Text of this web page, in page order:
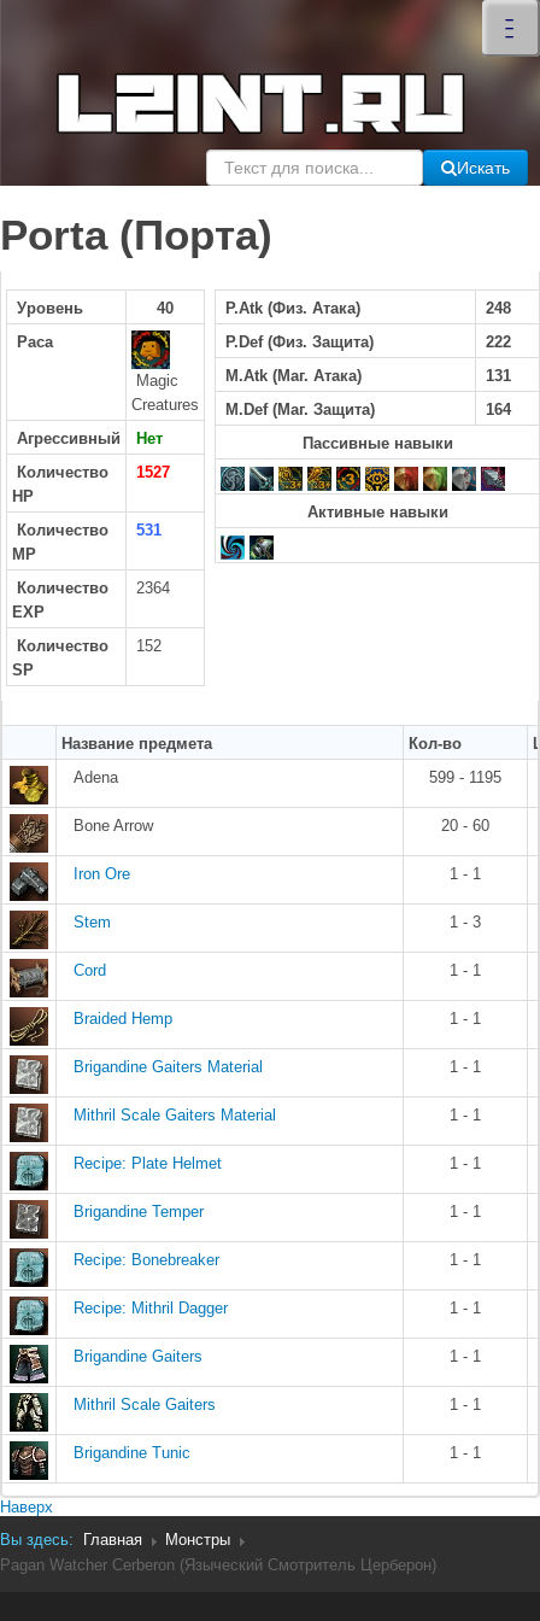
–
–
–
×
Искать
Porta (Порта)
Уровень
40
Раса
Magic
Creatures
Агрессивный
Нет
Количество
HP
1527
Количество
MP
531
Количество
EXP
2364
Количество
SP
152
P.Atk (Физ. Атака)
248
P.Def (Физ. Защита)
222
M.Atk (Маг. Атака)
131
M.Def (Маг. Защита)
164
Пассивные навыки
Активные навыки
Название предмета Кол-во
Adena
599 - 1195
Bone Arrow 20 - 60
Iron Ore 1 - 1
Stem 1 - 3
Cord 1 - 1
Braided Hemp 1 - 1
Brigandine Gaiters Material 1 - 1
Mithril Scale Gaiters Material 1 - 1
Recipe: Plate Helmet 1 - 1
Brigandine Temper 1 - 1
Recipe: Bonebreaker 1 - 1
Recipe: Mithril Dagger 1 - 1
Brigandine Gaiters 1 - 1
Mithril Scale Gaiters 1 - 1
Brigandine Tunic 1 - 1
Наверх
Вы здесь:
Главная
Монстры
Pagan Watcher Cerberon (Языческий Смотритель Церберон)